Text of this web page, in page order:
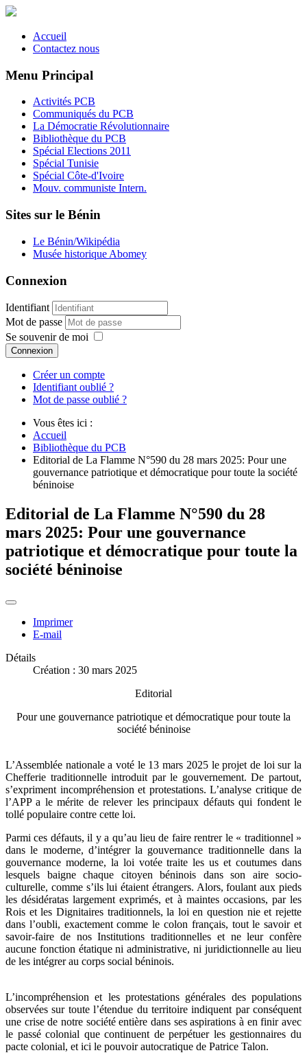
Accueil
Contactez nous
Menu Principal
Activités PCB
Communiqués du PCB
La Démocratie Révolutionnaire
Bibliothèque du PCB
Spécial Elections 2011
Spécial Tunisie
Spécial Côte-d'Ivoire
Mouv. communiste Intern.
Sites sur le Bénin
Le Bénin/Wikipédia
Musée historique Abomey
Connexion
Identifiant
Mot de passe
Se souvenir de moi
Connexion
Créer un compte
Identifiant oublié ?
Mot de passe oublié ?
Vous êtes ici :
Accueil
Bibliothèque du PCB
Editorial de La Flamme N°590 du 28 mars 2025: Pour une
gouvernance patriotique et démocratique pour toute la société
béninoise
Editorial de La Flamme N°590 du 28
mars 2025: Pour une gouvernance
patriotique et démocratique pour toute la
société béninoise
Imprimer
E-mail
Détails
Création : 30 mars 2025
Editorial
Pour une gouvernance patriotique et démocratique pour toute la
société béninoise
L’Assemblée nationale a voté le 13 mars 2025 le projet de loi sur la
Chefferie traditionnelle introduit par le gouvernement. De partout,
s’expriment incompréhension et protestations. L’analyse critique de
l’APP a le mérite de relever les principaux défauts qui fondent le
tollé populaire contre cette loi.
Parmi ces défauts, il y a qu’au lieu de faire rentrer le « traditionnel »
dans le moderne, d’intégrer la gouvernance traditionnelle dans la
gouvernance moderne, la loi votée traite les us et coutumes dans
lesquels baigne chaque citoyen béninois dans son aire socio-
culturelle, comme s’ils lui étaient étrangers. Alors, foulant aux pieds
les désidératas largement exprimés, et à maintes occasions, par les
Rois et les Dignitaires traditionnels, la loi en question nie et rejette
dans l’oubli, exactement comme le colon français, tout le savoir et
savoir-faire de nos Institutions traditionnelles et ne leur confère
aucune fonction étatique ni administrative, ni juridictionnelle au lieu
de les intégrer au corps social béninois.
L’incompréhension et les protestations générales des populations
observées sur toute l’étendue du territoire indiquent par conséquent
une crise de notre société entière dans ses aspirations à en finir avec
le passé colonial que continuent de perpétuer les gestionnaires du
pacte colonial, et ici le pouvoir autocratique de Patrice Talon.